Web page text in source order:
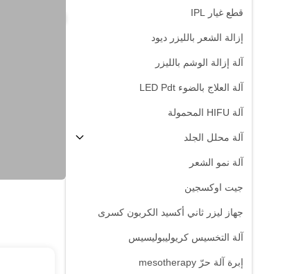
قطع غيار IPL
إزالة الشعر بالليزر ديود
آلة إزالة الوشم بالليزر
آلة العلاج بالضوء LED Pdt
آلة HIFU المحمولة
آلة محلل الجلد
آلة نمو الشعر
جيت اوكسجين
جهاز ليزر ثاني أكسيد الكربون كسرى
آلة التخسيس كريوليبوليسيس
إبرة آلة حرّ mesotherapy